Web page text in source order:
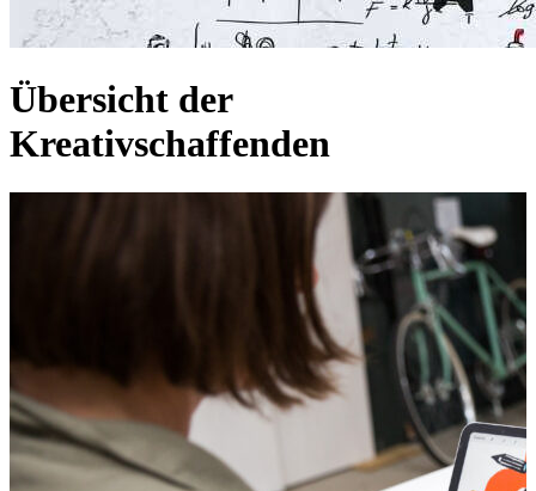
Übersicht der
Kreativschaffenden